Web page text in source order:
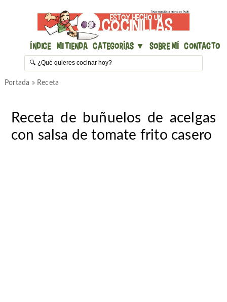
Índice Mi Tienda Categorías ▼ Sobre mí Contacto
Portada » Receta
Receta de buñuelos de acelgas
con salsa de tomate frito casero